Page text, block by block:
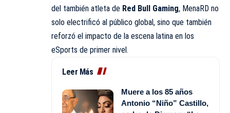
del también atleta de Red Bull Gaming, MenaRD no
solo electrificó al público global, sino que también
reforzó el impacto de la escena latina en los
eSports de primer nivel.
Leer Más
Muere a los 85 años
Antonio “Niño” Castillo,